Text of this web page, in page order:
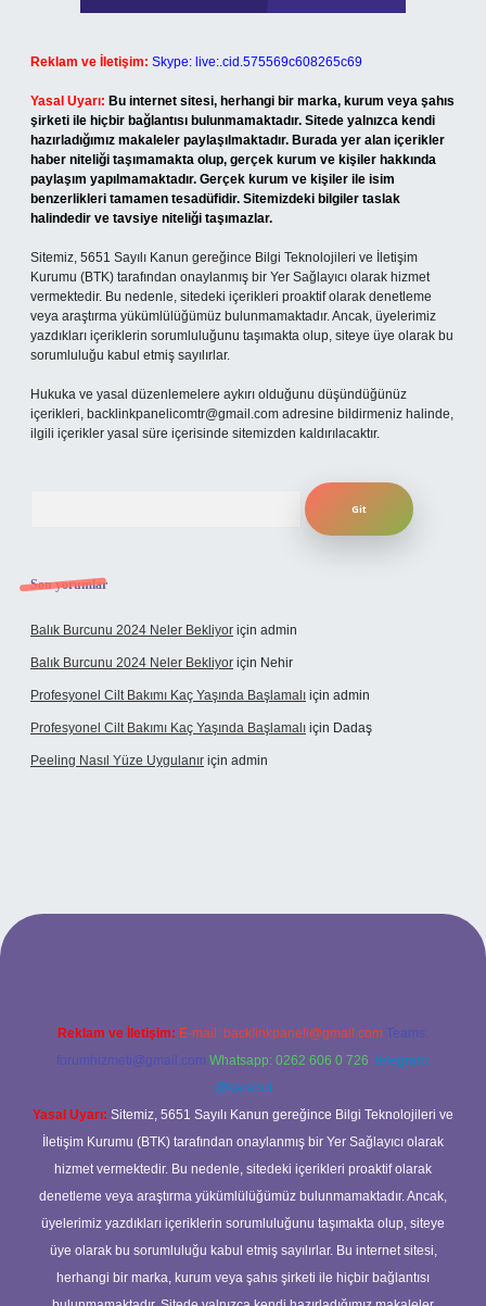
Reklam ve İletişim: Skype: live:.cid.575569c608265c69
Yasal Uyarı: Bu internet sitesi, herhangi bir marka, kurum veya şahıs
şirketi ile hiçbir bağlantısı bulunmamaktadır. Sitede yalnızca kendi
hazırladığımız makaleler paylaşılmaktadır. Burada yer alan içerikler
haber niteliği taşımamakta olup, gerçek kurum ve kişiler hakkında
paylaşım yapılmamaktadır. Gerçek kurum ve kişiler ile isim
benzerlikleri tamamen tesadüfidir. Sitemizdeki bilgiler taslak
halindedir ve tavsiye niteliği taşımazlar.
Sitemiz, 5651 Sayılı Kanun gereğince Bilgi Teknolojileri ve İletişim
Kurumu (BTK) tarafından onaylanmış bir Yer Sağlayıcı olarak hizmet
vermektedir. Bu nedenle, sitedeki içerikleri proaktif olarak denetleme
veya araştırma yükümlülüğümüz bulunmamaktadır. Ancak, üyelerimiz
yazdıkları içeriklerin sorumluluğunu taşımakta olup, siteye üye olarak bu
sorumluluğu kabul etmiş sayılırlar.
Hukuka ve yasal düzenlemelere aykırı olduğunu düşündüğünüz
içerikleri, backlinkpanelicomtr@gmail.com adresine bildirmeniz halinde,
ilgili içerikler yasal süre içerisinde sitemizden kaldırılacaktır.
Son yorumlar
Balık Burcunu 2024 Neler Bekliyor için admin
Balık Burcunu 2024 Neler Bekliyor için Nehir
Profesyonel Cilt Bakımı Kaç Yaşında Başlamalı için admin
Profesyonel Cilt Bakımı Kaç Yaşında Başlamalı için Dadaş
Peeling Nasıl Yüze Uygulanır için admin
Reklam ve İletişim: E-mail: backlinkpaneli@gmail.com Teams:
forumhizmeti@gmail.com Whatsapp: 0262 606 0 726 Telegram:
@karabul
Yasal Uyarı: Sitemiz, 5651 Sayılı Kanun gereğince Bilgi Teknolojileri ve
İletişim Kurumu (BTK) tarafından onaylanmış bir Yer Sağlayıcı olarak
hizmet vermektedir. Bu nedenle, sitedeki içerikleri proaktif olarak
denetleme veya araştırma yükümlülüğümüz bulunmamaktadır. Ancak,
üyelerimiz yazdıkları içeriklerin sorumluluğunu taşımakta olup, siteye
üye olarak bu sorumluluğu kabul etmiş sayılırlar. Bu internet sitesi,
herhangi bir marka, kurum veya şahıs şirketi ile hiçbir bağlantısı